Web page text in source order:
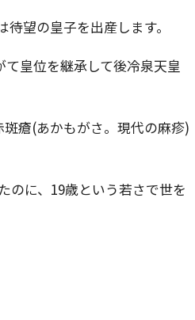
望の皇子を出産します。
皇位を継承して後冷泉天皇
瘡(あかもがさ。現代の麻疹)
のに、19歳という若さで世を